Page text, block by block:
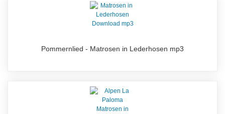
Pommernlied - Matrosen in Lederhosen mp3